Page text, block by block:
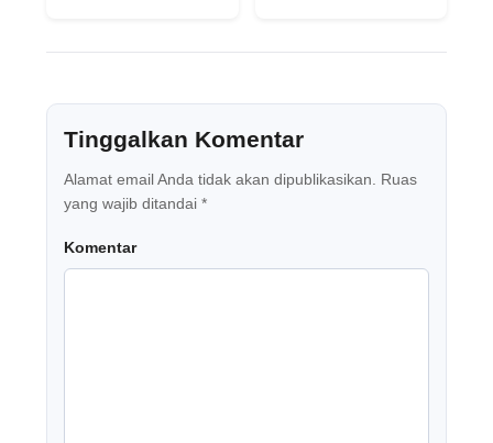
Tinggalkan Komentar
Alamat email Anda tidak akan dipublikasikan.
Ruas
yang wajib ditandai *
Komentar